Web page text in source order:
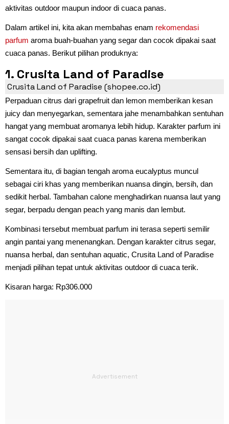
aktivitas outdoor maupun indoor di cuaca panas.
Dalam artikel ini, kita akan membahas enam rekomendasi
parfum aroma buah-buahan yang segar dan cocok dipakai saat
cuaca panas. Berikut pilihan produknya:
1. Crusita Land of Paradise
Crusita Land of Paradise (shopee.co.id)
Perpaduan citrus dari grapefruit dan lemon memberikan kesan
juicy dan menyegarkan, sementara jahe menambahkan sentuhan
hangat yang membuat aromanya lebih hidup. Karakter parfum ini
sangat cocok dipakai saat cuaca panas karena memberikan
sensasi bersih dan uplifting.
Sementara itu, di bagian tengah aroma eucalyptus muncul
sebagai ciri khas yang memberikan nuansa dingin, bersih, dan
sedikit herbal. Tambahan calone menghadirkan nuansa laut yang
segar, berpadu dengan peach yang manis dan lembut.
Kombinasi tersebut membuat parfum ini terasa seperti semilir
angin pantai yang menenangkan. Dengan karakter citrus segar,
nuansa herbal, dan sentuhan aquatic, Crusita Land of Paradise
menjadi pilihan tepat untuk aktivitas outdoor di cuaca terik.
Kisaran harga: Rp306.000